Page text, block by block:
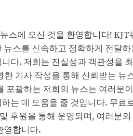
스에 오신 것을 환영합니다! KJT
뉴스를 신속하고 정확하게 전달
다. 저희는 진실성과 객관성을
한 기사 작성을 통해 신뢰받는 뉴
포괄하는 저희의 뉴스는 여러분
는 데 도움을 줄 것입니다. 무료
후원을 통해 운영되며, 여러분
영합니다.